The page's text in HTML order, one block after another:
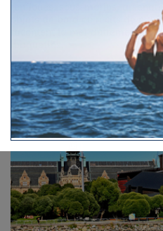
renfloués, sous-marins,
objets de bord ou récits de
racontent la mer autrement,